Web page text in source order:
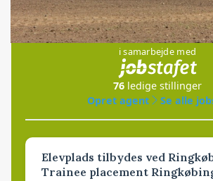
Jobs
i samarbejde med
76 ledige stillinger
Opret agent
Se alle
Elevplads tilbydes ved
Trainee placement